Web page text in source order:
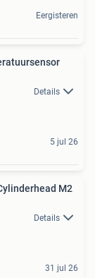
Eergisteren
Details
5 jul 26
M2
Details
31 jul 26